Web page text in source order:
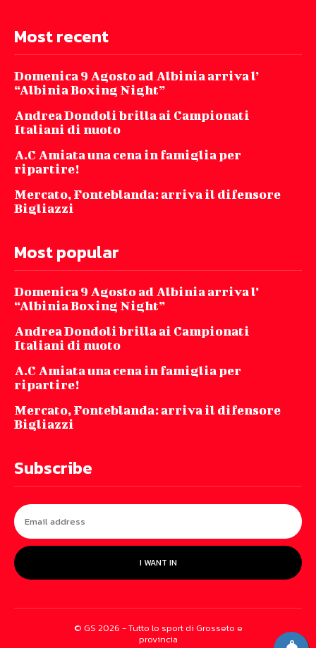
Most recent
Domenica 9 Agosto ad Albinia arriva l’
“Albinia Boxing Night”
Andrea Dondoli brilla ai Campionati
Italiani di nuoto
A.C Amiata una cena in famiglia per
ripartire!
Mercato, Fonteblanda: arriva il difensore
Bigliazzi
Most popular
Domenica 9 Agosto ad Albinia arriva l’
“Albinia Boxing Night”
Andrea Dondoli brilla ai Campionati
Italiani di nuoto
A.C Amiata una cena in famiglia per
ripartire!
Mercato, Fonteblanda: arriva il difensore
Bigliazzi
Subscribe
I WANT IN
© GS 2026 - Tutto lo sport di Grosseto e
provincia